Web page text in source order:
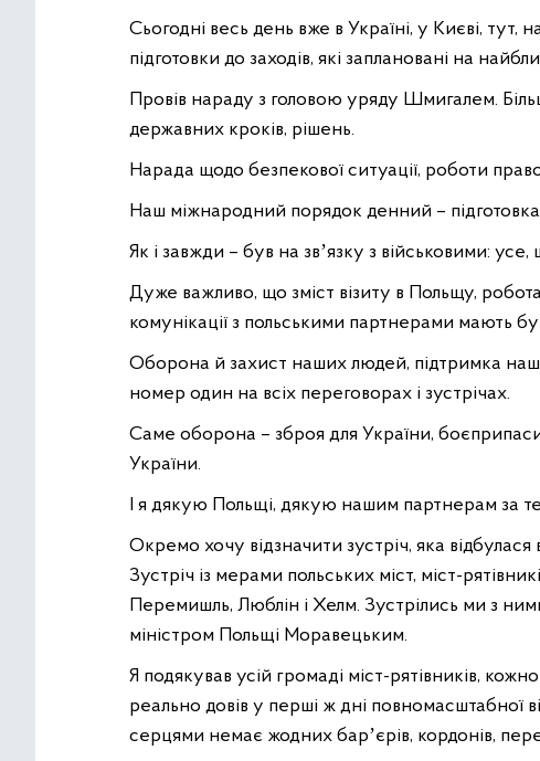
Сьогодні весь день вже в Україні, у Києві, тут,
підготовки до заходів, які заплановані на
Провів нараду з головою уряду Шмигалем.
державних кроків, рішень.
Нарада щодо безпекової ситуації, роботи
Наш міжнародний порядок денний – підготовка
Як і завжди – був на звʼязку з військовими:
Дуже важливо, що зміст візиту в Польщу, робота
комунікації з польськими партнерами мають
Оборона й захист наших людей, підтримка
номер один на всіх переговорах і зустрічах.
Саме оборона – зброя для України,
України.
І я дякую Польщі, дякую нашим партнерам за
Окремо хочу відзначити зустріч, яка
Зустріч із мерами польських міст, міст-
Перемишль, Люблін і Хелм. Зустрілись ми з
міністром Польщі Моравецьким.
Я подякував усій громаді міст-рятівників,
реально довів у перші ж дні повномасштабної
серцями немає жодних барʼєрів, кордонів,